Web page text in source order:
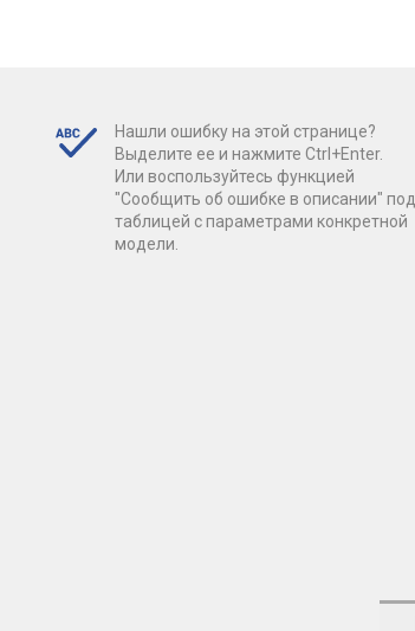
Нашли ошибку на этой странице?
Выделите ее и нажмите Ctrl+Enter.
Или воспользуйтесь функцией
"Сообщить об ошибке в описании" под
таблицей с параметрами конкретной
модели.